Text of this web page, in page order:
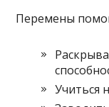
Перемены
Учиться